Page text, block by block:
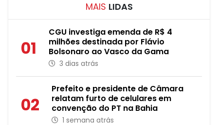
MAIS LIDAS
01
CGU investiga emenda de R$ 4
milhões destinada por Flávio
Bolsonaro ao Vasco da Gama
3 dias atrás
02
Prefeito e presidente de Câmara
relatam furto de celulares em
convenção do PT na Bahia
1 semana atrás